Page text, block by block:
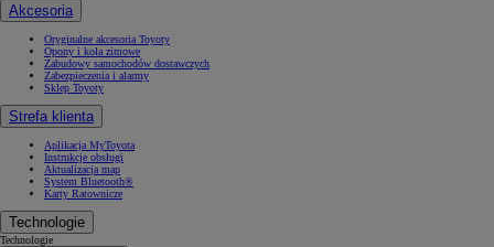
Akcesoria
Oryginalne akcesoria Toyoty
Opony i koła zimowe
Zabudowy samochodów dostawczych
Zabezpieczenia i alarmy
Sklep Toyoty
Strefa klienta
Aplikacja MyToyota
Instrukcje obsługi
Aktualizacja map
System Bluetooth®
Karty Ratownicze
Technologie
Technologie